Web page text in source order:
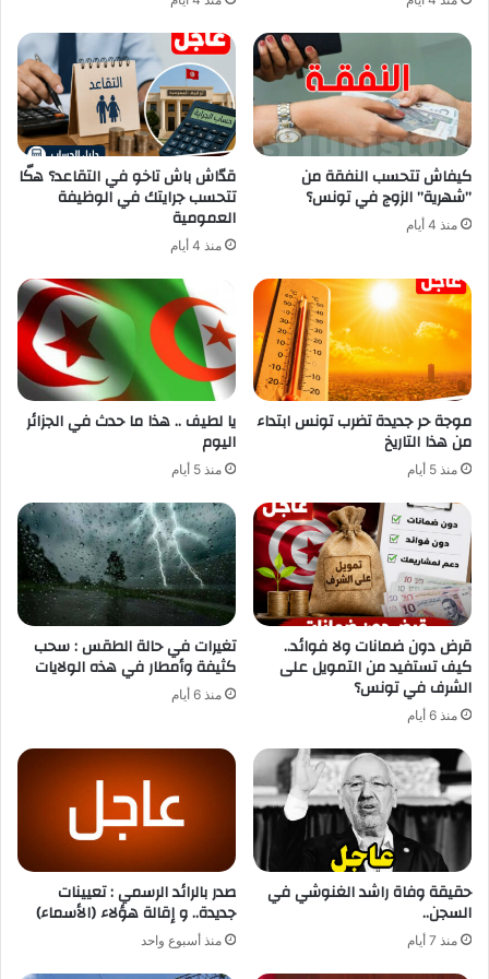
كيفاش تتحسب النفقة من
”شهرية” الزوج في تونس؟
منذ 4 أيام
قدّاش باش تاخو في التقاعد؟ هكّا
تتحسب جرايتك في الوظيفة
العمومية
منذ 4 أيام
موجة حر جديدة تضرب تونس ابتداء
من هذا التاريخ
منذ 5 أيام
يا لطيف .. هذا ما حدث في الجزائر
اليوم
منذ 5 أيام
قرض دون ضمانات ولا فوائد..
كيف تستفيد من التمويل على
الشرف في تونس؟
منذ 6 أيام
تغيرات في حالة الطقس : سحب
كثيفة وأمطار في هذه الولايات
منذ 6 أيام
حقيقة وفاة راشد الغنوشي في
السجن..
منذ 7 أيام
صدر بالرائد الرسمي : تعيينات
جديدة.. و إقالة هؤلاء (الأسماء)
منذ أسبوع واحد